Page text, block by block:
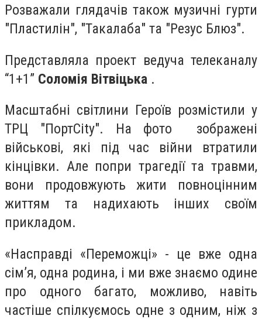
Розважали глядачів також музичні гурти
"Пластилін", "Такалаба" та "Резус Блюз".
Представляла проект ведуча телеканалу
“1+1” Соломія Вітвіцька .
Масштабні світлини Героїв розмістили у
ТРЦ "ПортCity". На фото зображені
військові, які під час війни втратили
кінцівки. Але попри трагедії та травми,
вони продовжують жити повноцінним
життям та надихають інших своїм
прикладом.
«Насправді «Переможці» - це вже одна
сім’я, одна родина, і ми вже знаємо одине
про одного багато, можливо, навіть
частіше спілкуємось одне з одним, ніж з